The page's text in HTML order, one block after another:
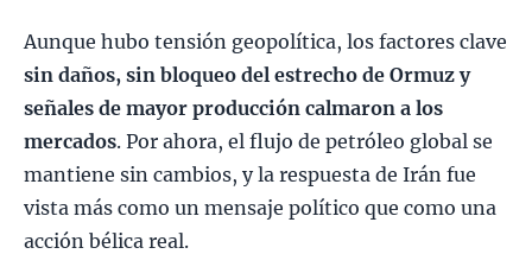
Aunque hubo tensión geopolítica, los factores clave
sin daños, sin bloqueo del estrecho de Ormuz y
señales de mayor producción calmaron a los
mercados. Por ahora, el flujo de petróleo global se
mantiene sin cambios, y la respuesta de Irán fue
vista más como un mensaje político que como una
acción bélica real.